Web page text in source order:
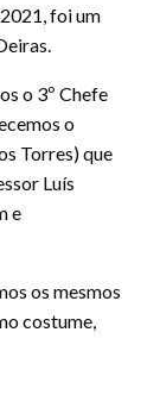
foi um
o 3º Chefe
o
Torres) que
Luís
e
os mesmos
costume,